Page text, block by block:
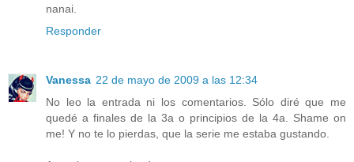
nanai.
Responder
Vanessa 22 de mayo de 2009 a las 12:34
No leo la entrada ni los comentarios. Sólo diré que me
quedé a finales de la 3a o principios de la 4a. Shame on
me! Y no te lo pierdas, que la serie me estaba gustando.